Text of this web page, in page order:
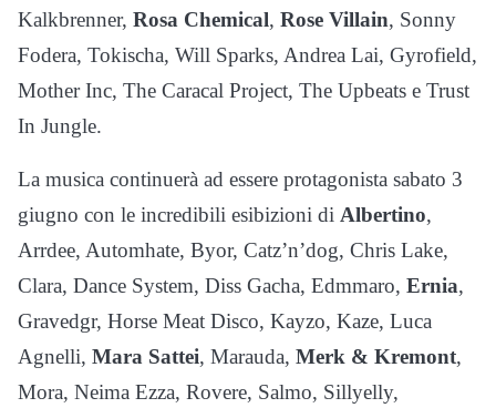
Kalkbrenner, Rosa Chemical, Rose Villain, Sonny
Fodera, Tokischa, Will Sparks, Andrea Lai, Gyrofield,
Mother Inc, The Caracal Project, The Upbeats e Trust
In Jungle.
La musica continuerà ad essere protagonista sabato 3
giugno con le incredibili esibizioni di Albertino,
Arrdee, Automhate, Byor, Catz’n’dog, Chris Lake,
Clara, Dance System, Diss Gacha, Edmmaro, Ernia,
Gravedgr, Horse Meat Disco, Kayzo, Kaze, Luca
Agnelli, Mara Sattei, Marauda, Merk & Kremont,
Mora, Neima Ezza, Rovere, Salmo, Sillyelly,